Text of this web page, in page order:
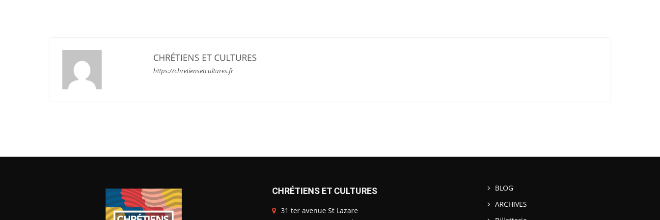
CHRÉTIENS ET CULTURES
https://chretiensetcultures.fr
CHRÉTIENS ET CULTURES
31 ter avenue St Lazare
BLOG
ARCHIVES